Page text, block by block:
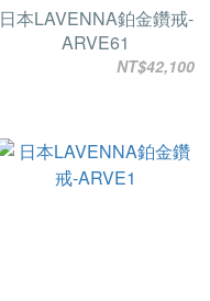
日本LAVENNA鉑金鑽戒-
ARVE61
NT$42,100